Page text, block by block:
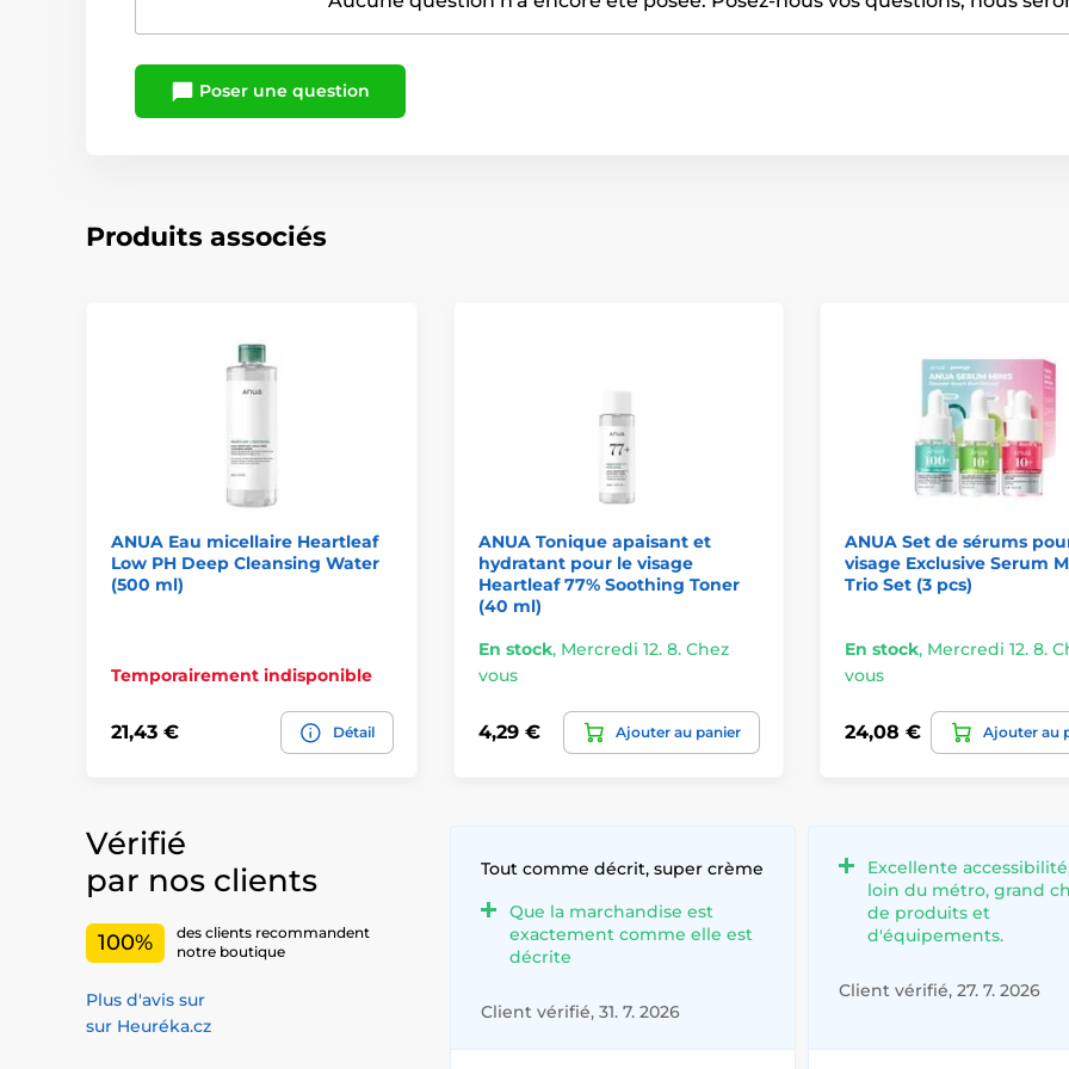
Poser une question
Produits associés
ANUA Eau micellaire Heartleaf
Low PH Deep Cleansing Water
(500 ml)
Temporairement indisponible
21,43 € Détail
ANUA Tonique apaisant et
hydratant pour le visage
Heartleaf 77% Soothing Toner
(40 ml)
En stock, Mercredi 12. 8. Chez
vous
4,29 € Ajouter au panier
ANUA Set de sérums
visage Exclusive Serum
Trio Set (3 pcs)
En stock, Mercredi 12. 8.
vous
24,08 € Ajouter au
Vérifié
par nos clients
100%
des clients recommandent
notre boutique
Plus d'avis sur
sur Heuréka.cz
Tout comme décrit, super crème
Que la marchandise est
exactement comme elle est
décrite
Client vérifié, 31. 7. 2026
Excellente
loin du métro, grand
de produits et
d'équipements.
Client vérifié, 27. 7. 2026